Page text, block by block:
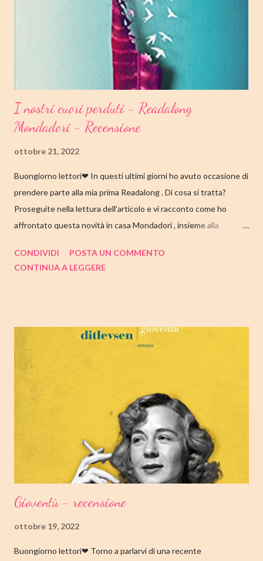
I nostri cuori perduti - Readalong
Mondadori - Recensione
ottobre 21, 2022
Buongiorno lettori❤ In questi ultimi giorni ho avuto occasione di
prendere parte alla mia prima Readalong . Di cosa si tratta?
Proseguite nella lettura dell'articolo e vi racconto come ho
affrontato questa novità in casa Mondadori , insieme alla
ringraziamenti. Nell'articolo di seguito parliamo quindi di " I nostri
ROMANZO PAGINE: 348 PREZZO: 19.00/EBOOK 10.99 Link
impiegato nella biblioteca universitaria di fronte a casa. Sua
madre, Margaret, una poetessa di origini cinesi, li ha abbandonati
quando lui aveva solo nove anni in circostanze misteriose, dopo
che una sua poesi...
CONDIVIDI
POSTA UN COMMENTO
CONTINUA A LEGGERE
Gioventù - recensione
ottobre 19, 2022
Buongiorno lettori❤ Torno a parlarvi di una recente